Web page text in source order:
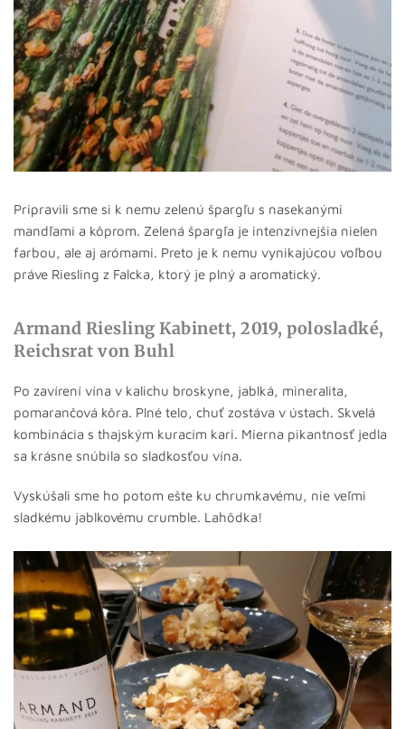
Pripravili sme si k nemu zelenú špargľu s nasekanými
mandľami a kôprom. Zelená špargľa je intenzívnejšia nielen
farbou, ale aj arómami. Preto je k nemu vynikajúcou voľbou
práve Riesling z Falcka, ktorý je plný a aromatický.
Armand Riesling Kabinett, 2019, polosladké,
Reichsrat von Buhl
Po zavírení vína v kalichu broskyne, jablká, mineralita,
pomarančová kôra. Plné telo, chuť zostáva v ústach. Skvelá
kombinácia s thajským kuracím kari. Mierna pikantnosť jedla
sa krásne snúbila so sladkosťou vína.
Vyskúšali sme ho potom ešte ku chrumkavému, nie veľmi
sladkému jablkovému crumble. Lahôdka!